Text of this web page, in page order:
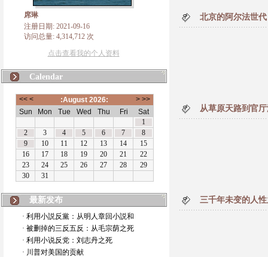
席琳
注册日期: 2021-09-16
访问总量: 4,314,712 次
点击查看我的个人资料
Calendar
最新发布
· 利用小説反黨：从明人章回小説和
· 被删掉的三反五反：从毛宗荫之死
· 利用小说反党：刘志丹之死
· 川普对美国的贡献
北京的阿尔法世代
从草原天路到官
三千年未变的人